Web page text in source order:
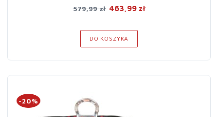
579,99 zł 463,99 zł
DO KOSZYKA
-20%